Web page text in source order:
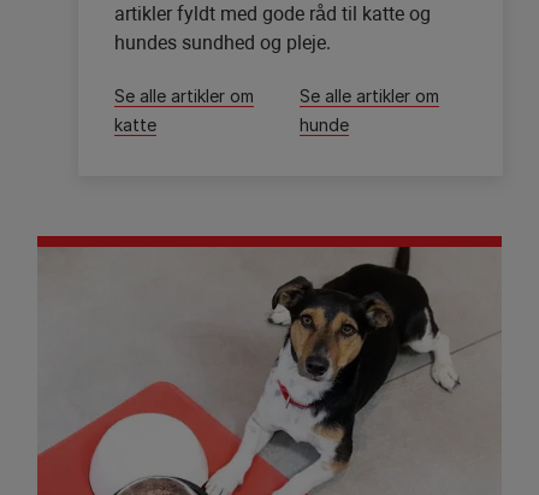
artikler fyldt med gode råd til katte og
hundes sundhed og pleje.
Se alle artikler om
katte
Se alle artikler om
hunde